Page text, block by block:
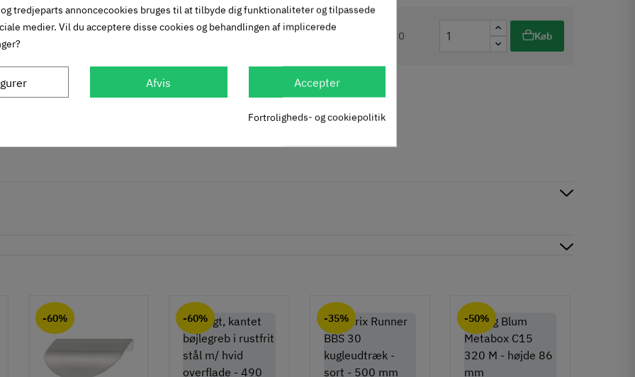
192 mm 62,25
0 Køb
i beskrivelse)
-60% -60% -35% -50%
tredjeparts annoncecookies bruges til at tilbyde dig funktionaliteter og tilpassede
medier. Vil du acceptere disse cookies og behandlingen af implicerede
Afvis Accepter
Fortroligheds- og cookiepolitik